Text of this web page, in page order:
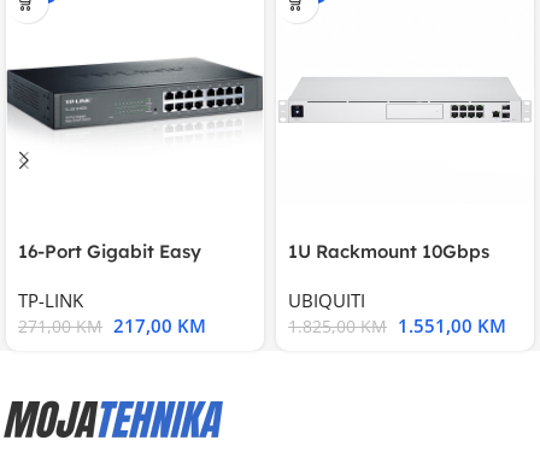
16-Port Gigabit Easy
TP-LINK
271,00KM 217,00 KM
1U Rackmount 10Gbps
UBIQUITI
1.825,00KM 1.551,00 KM